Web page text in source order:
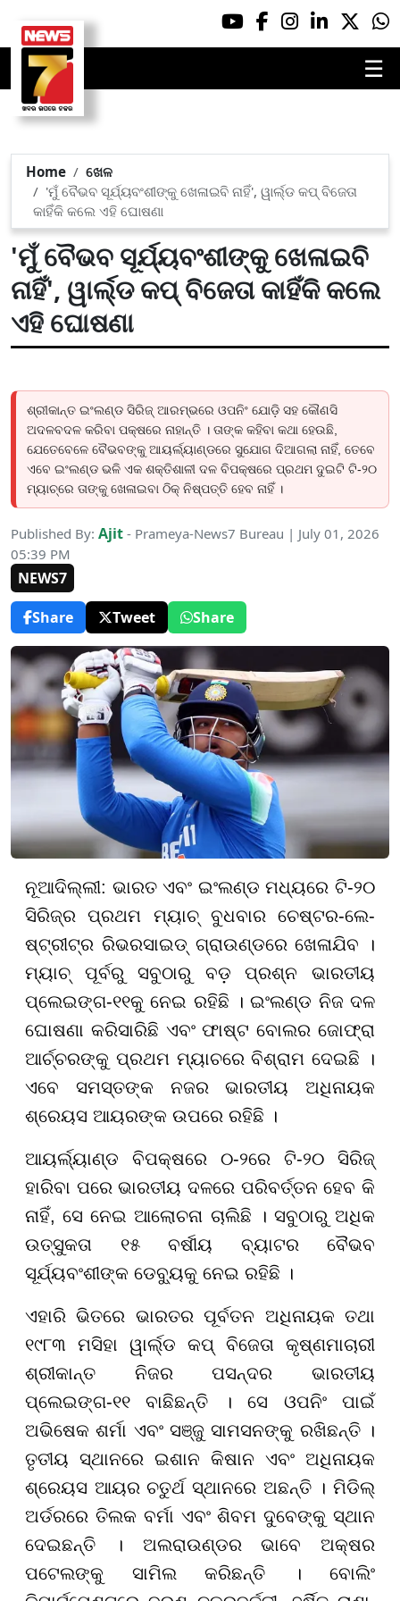
☰
Home
ଖେଳ
'ମୁଁ ବୈଭବ ସୂର୍ଯ୍ୟବଂଶୀଙ୍କୁ ଖେଳାଇବି ନାହିଁ', ୱାର୍ଲ୍ଡ କପ୍ ବିଜେତା
କାହିଁକି କଲେ ଏହି ଘୋଷଣା
'ମୁଁ ବୈଭବ ସୂର୍ଯ୍ୟବଂଶୀଙ୍କୁ ଖେଳାଇବି
ନାହିଁ', ୱାର୍ଲ୍ଡ କପ୍ ବିଜେତା କାହିଁକି କଲେ
ଏହି ଘୋଷଣା
ଶ୍ରୀକାନ୍ତ ଇଂଲଣ୍ଡ ସିରିଜ୍ ଆରମ୍ଭରେ ଓପନିଂ ଯୋଡ଼ି ସହ କୌଣସି
ଅଦଳବଦଳ କରିବା ପକ୍ଷରେ ନାହାନ୍ତି । ତାଙ୍କ କହିବା କଥା ହେଉଛି,
ଯେତେବେଳେ ବୈଭବଙ୍କୁ ଆୟର୍ଲ୍ୟାଣ୍ଡରେ ସୁଯୋଗ ଦିଆଗଲା ନାହିଁ, ତେବେ
ଏବେ ଇଂଲଣ୍ଡ ଭଳି ଏକ ଶକ୍ତିଶାଳୀ ଦଳ ବିପକ୍ଷରେ ପ୍ରଥମ ଦୁଇଟି ଟି-୨୦
ମ୍ୟାଚ୍‌ରେ ତାଙ୍କୁ ଖେଳାଇବା ଠିକ୍ ନିଷ୍ପତ୍ତି ହେବ ନାହିଁ ।
Published By: Ajit - Prameya-News7 Bureau | July 01, 2026
05:39 PM
NEWS7
Share
Tweet Share
ନୂଆଦିଲ୍ଲୀ: ଭାରତ ଏବଂ ଇଂଲଣ୍ଡ ମଧ୍ୟରେ ଟି-୨୦
ସିରିଜ୍ର ପ୍ରଥମ ମ୍ୟାଚ୍ ବୁଧବାର ଚେଷ୍ଟର-ଲେ-
ଷ୍ଟ୍ରୀଟ୍ର ରିଭରସାଇଡ୍ ଗ୍ରାଉଣ୍ଡରେ ଖେଳାଯିବ ।
ମ୍ୟାଚ୍ ପୂର୍ବରୁ ସବୁଠାରୁ ବଡ଼ ପ୍ରଶ୍ନ ଭାରତୀୟ
ପ୍ଲେଇଙ୍ଗ-୧୧କୁ ନେଇ ରହିଛି । ଇଂଲଣ୍ଡ ନିଜ ଦଳ
ଘୋଷଣା କରିସାରିଛି ଏବଂ ଫାଷ୍ଟ ବୋଲର ଜୋଫ୍ରା
ଆର୍ଚ୍ଚରଙ୍କୁ ପ୍ରଥମ ମ୍ୟାଚରେ ବିଶ୍ରାମ ଦେଇଛି ।
ଏବେ ସମସ୍ତଙ୍କ ନଜର ଭାରତୀୟ ଅଧିନାୟକ
ଶ୍ରେୟସ ଆୟରଙ୍କ ଉପରେ ରହିଛି ।
ଆୟର୍ଲ୍ୟାଣ୍ଡ ବିପକ୍ଷରେ ୦-୨ରେ ଟି-୨୦ ସିରିଜ୍
ହାରିବା ପରେ ଭାରତୀୟ ଦଳରେ ପରିବର୍ତ୍ତନ ହେବ କି
ନାହିଁ, ସେ ନେଇ ଆଲୋଚନା ଚାଲିଛି । ସବୁଠାରୁ ଅଧିକ
ଉତ୍ସୁକତା ୧୫ ବର୍ଷୀୟ ବ୍ୟାଟର ବୈଭବ
ସୂର୍ଯ୍ୟବଂଶୀଙ୍କ ଡେବ୍ୟୁକୁ ନେଇ ରହିଛି ।
ଏହାରି ଭିତରେ ଭାରତର ପୂର୍ବତନ ଅଧିନାୟକ ତଥା
୧୯୮୩ ମସିହା ୱାର୍ଲ୍ଡ କପ୍ ବିଜେତା କୃଷ୍ଣମାଚାରୀ
ଶ୍ରୀକାନ୍ତ ନିଜର ପସନ୍ଦର ଭାରତୀୟ
ପ୍ଲେଇଙ୍ଗ-୧୧ ବାଛିଛନ୍ତି । ସେ ଓପନିଂ ପାଇଁ
ଅଭିଷେକ ଶର୍ମା ଏବଂ ସଞ୍ଜୁ ସାମସନଙ୍କୁ ରଖିଛନ୍ତି ।
ତୃତୀୟ ସ୍ଥାନରେ ଇଶାନ କିଷାନ ଏବଂ ଅଧିନାୟକ
ଶ୍ରେୟସ ଆୟର ଚତୁର୍ଥ ସ୍ଥାନରେ ଅଛନ୍ତି । ମିଡିଲ୍
ଅର୍ଡରରେ ତିଲକ ବର୍ମା ଏବଂ ଶିବମ ଦୁବେଙ୍କୁ ସ୍ଥାନ
ଦେଇଛନ୍ତି । ଅଲରାଉଣ୍ଡର ଭାବେ ଅକ୍ଷର
ପଟେଲଙ୍କୁ ସାମିଲ କରିଛନ୍ତି । ବୋଲିଂ